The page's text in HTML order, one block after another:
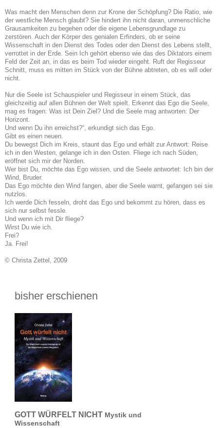
Was macht den Menschen denn zur Krone der Schöpfung? Die Ratio, wie
der westliche Mensch glaubt? Sie hindert ihn nicht daran, unmenschliche
Grausamkeiten zu begehen oder die eigene Lebensgrundlage zu
zerstören. Auch der Körper des genialen Erfinders, ob er seine
Wissenschaft in den Dienst des Todes oder den Dienst des Lebens stellt,
verrottet in der Erde. Sein Ich gehört ebenso wie das des Diktators einem
Feld der Zeit an, in das es beim Tod wieder eingeht. Ruft der Regisseur
Schnitt, muss es mitten im Stück von der Bühne abtreten, ob es will oder
nicht.
Nur die Seele ist Schauspieler und Regisseur in einem Stück, das
gleichzeitig auf allen Bühnen der Welt spielt. Erkennt das Ego die Seele,
mag es fragen: Was ist Dein Ziel? Und die Seele mag antworten: Der
Horizont.
Und wenn Du ihn erreichst?“, erkundigt sich das Ego.
Gibt es einen neuen.
Du bewegst Dich im Kreis, staunt das Ego und erhält zur Antwort: Reise
ich in den Westen, gelange ich in den Osten. Fliege ich nach Süden,
eröffnet sich mir der Norden.
Wer bist Du, möchte das Ego wissen, und die Seele antwortet: Ich bin der
Wind, Bruder.
Das Ego möchte den Wind fangen, aber die Seele warnt, gefangen sei sie
nutzlos.
Ich werde Dich fesseln, droht das Ego und bekommt zu hören, dass es
sich nur selbst fessle.
Und wenn ich mit Dir fliege?
Wirst Du wie ich.
Frei?
Ja. Frei!
© Christa Zettel, 2009
bisher erschienen
GOTT WÜRFELT NICHT Mystik und
Wissenschaft